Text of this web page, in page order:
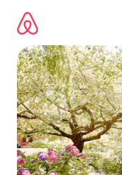
contenido